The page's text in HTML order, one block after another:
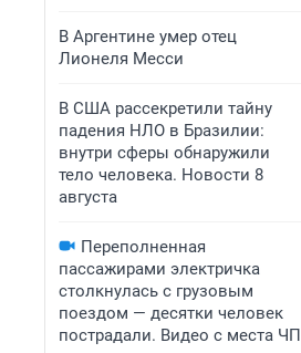
В Аргентине умер отец
Лионеля Месси
В США рассекретили тайну
падения НЛО в Бразилии:
внутри сферы обнаружили
тело человека. Новости 8
августа
Переполненная
пассажирами электричка
столкнулась с грузовым
поездом — десятки человек
пострадали. Видео с места ЧП